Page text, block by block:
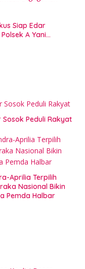
Siap Edar
A Yani
Peduli Rakyat
Aprilia Terpilih
Nasional Bikin
Pemda Halbar